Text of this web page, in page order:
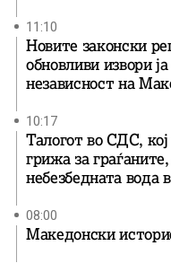
11:10
Новите законски
обновливи извори
независност на
10:17
Талогот во СДС,
грижа за
небезбедната вода
08:00
Македонски